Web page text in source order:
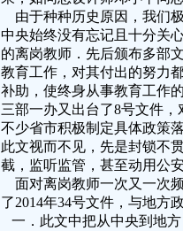
由于种种历史原因，我们
中央始终没有忘记且十分关
的离岗教师．先后颁布多部
教育工作，对其付出的努力
补助，使终身从事教育工作
三部一办又出台了8号文件
不少省市积极制定具体政策
此文视而不见，先是封锁不
截，监听监管，甚至动用公
面对离岗教师一次又一次
了2014年34号文件，与地方
一．此文中把从中央到地